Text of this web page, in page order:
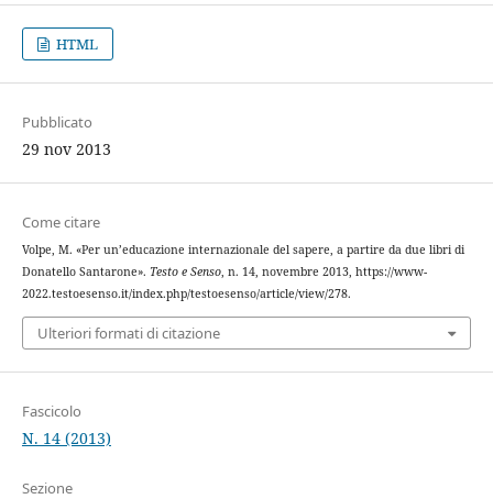
HTML
Pubblicato
29 nov 2013
Come citare
Volpe, M. «Per un’educazione internazionale del sapere, a partire da due libri di
Donatello Santarone». Testo e Senso, n. 14, novembre 2013, https://www-
2022.testoesenso.it/index.php/testoesenso/article/view/278.
Ulteriori formati di citazione
Fascicolo
N. 14 (2013)
Sezione